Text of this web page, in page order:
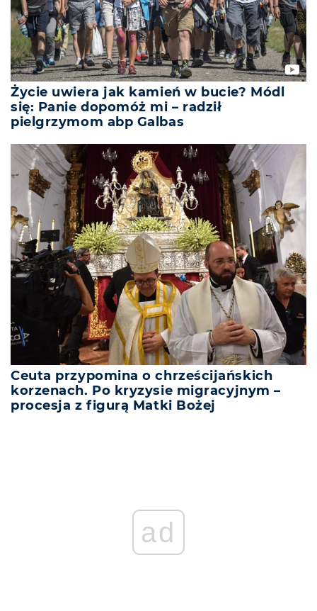
Życie uwiera jak kamień w bucie? Módl
się: Panie dopomóż mi – radził
pielgrzymom abp Galbas
Ceuta przypomina o chrześcijańskich
korzenach. Po kryzysie migracyjnym –
procesja z figurą Matki Bożej